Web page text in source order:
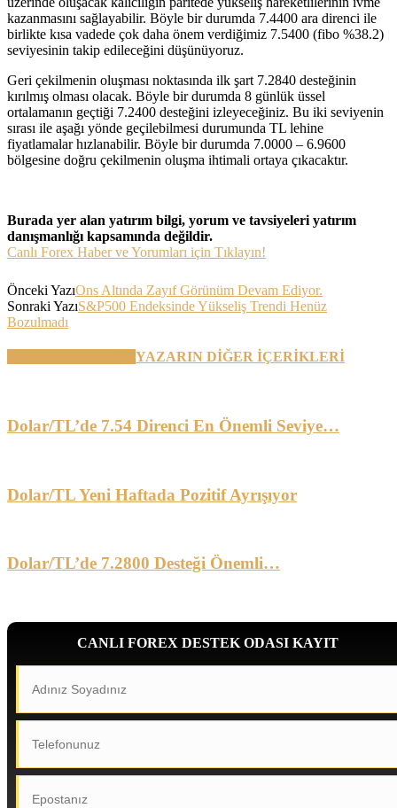
kazanmasını sağlayabilir. Böyle bir durumda 7.4400 ara direnci ile
birlikte kısa vadede çok daha önem verdiğimiz 7.5400 (fibo %38.2)
seviyesinin takip edileceğini düşünüyoruz.
Geri çekilmenin oluşması noktasında ilk şart 7.2840 desteğinin
kırılmış olması olacak. Böyle bir durumda 8 günlük üssel
ortalamanın geçtiği 7.2400 desteğini izleyeceğiniz. Bu iki seviyenin
sırası ile aşağı yönde geçilebilmesi durumunda TL lehine
fiyatlamalar hızlanabilir. Böyle bir durumda 7.0000 – 6.9600
bölgesine doğru çekilmenin oluşma ihtimali ortaya çıkacaktır.
Burada yer alan yatırım bilgi, yorum ve tavsiyeleri yatırım
danışmanlığı kapsamında değildir.
Canlı Forex Haber ve Yorumları için Tıklayın!
Önceki YazıOns Altında Zayıf Görünüm Devam Ediyor.
Sonraki YazıS&P500 Endeksinde Yükseliş Trendi Henüz
Bozulmadı
YAZARIN DİĞER İÇERİKLERİ
Dolar/TL’de 7.54 Direnci En Önemli Seviye…
Dolar/TL Yeni Haftada Pozitif Ayrışıyor
Dolar/TL’de 7.2800 Desteği Önemli…
CANLI FOREX DESTEK ODASI KAYIT